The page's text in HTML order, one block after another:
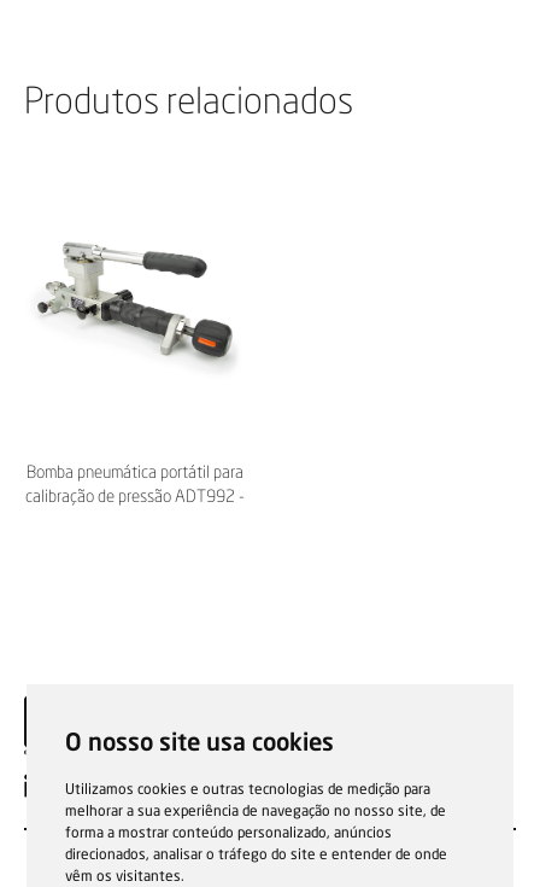
O nosso site usa cookies
Utilizamos cookies e outras tecnologias de medição para
melhorar a sua experiência de navegação no nosso site, de
forma a mostrar conteúdo personalizado, anúncios
direcionados, analisar o tráfego do site e entender de onde
vêm os visitantes.
Produtos relacionados
Bomba pneumática portátil para
calibração de pressão ADT992 -
PT